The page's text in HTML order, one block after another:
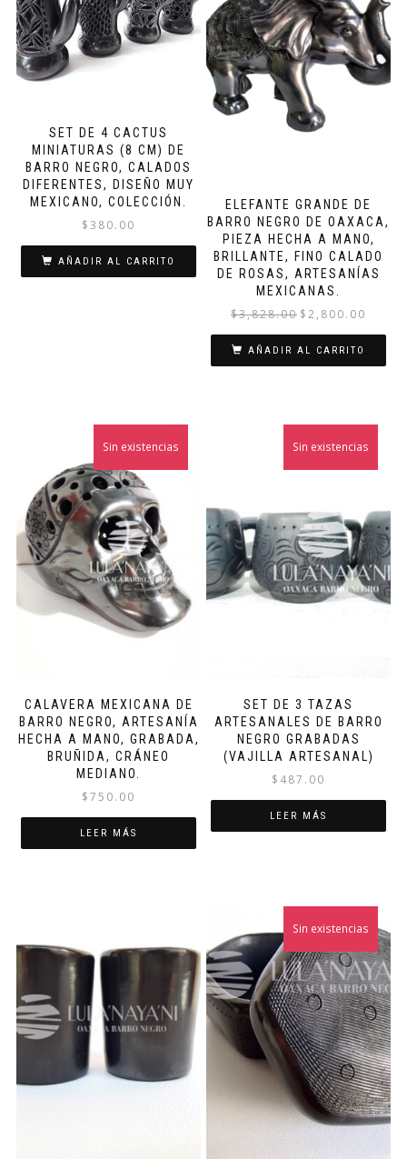
SET DE 4 CACTUS
MINIATURAS (8 CM) DE
BARRO NEGRO, CALADOS
DIFERENTES, DISEÑO MUY
MEXICANO, COLECCIÓN.
$380.00
AÑADIR AL CARRITO
ELEFANTE GRANDE DE
BARRO NEGRO DE OAXACA,
PIEZA HECHA A MANO,
BRILLANTE, FINO CALADO
DE ROSAS, ARTESANÍAS
MEXICANAS.
$3,828.00 El
precio
original
era:
$2,800.00
precio
es:
AÑADIR AL CARRITO
CALAVERA MEXICANA DE
BARRO NEGRO, ARTESANÍA
HECHA A MANO, GRABADA,
BRUÑIDA, CRÁNEO
MEDIANO.
$750.00
Sin existencias
LEER MÁS
SET DE 3 TAZAS
ARTESANALES DE BARRO
NEGRO GRABADAS
(VAJILLA ARTESANAL)
$ 487.00
Sin existencias
LEER MÁS
Sin existencias